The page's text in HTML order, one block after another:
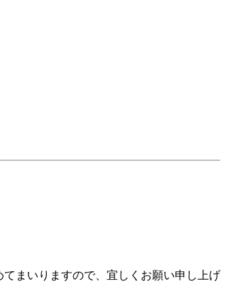
まいりますので、宜しくお願い申し上げ